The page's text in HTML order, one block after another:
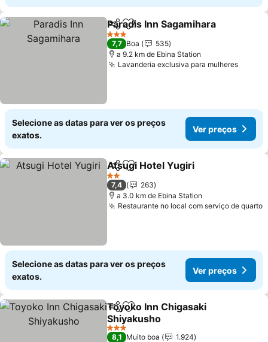
PartilharAdicionar aos favoritos
Paradis Inn Sagamihara
3 Estrelas
7,7 Boa
535
a 9.2 km de Ebina Station
Lavanderia exclusiva para mulheresVer
Selecione as datas para ver os preços
exatos.
Ver preços
PartilharAdicionar aos favoritos
Atsugi Hotel Yugiri
2 Estrelas
7,4
263
a 3.0 km de Ebina Station
Restaurante no local com serviço de quarto
Selecione as datas para ver os preços
exatos.
Ver preços
PartilharAdicionar aos favoritos
Toyoko Inn Chigasaki
Shiyakusho
Ver preços
3 Estrelas
8,1 Muito boa
1.924